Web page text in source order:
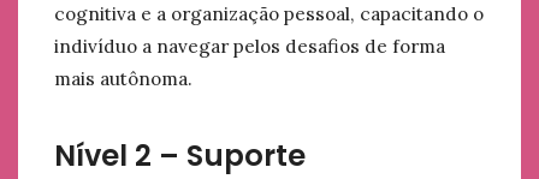
cognitiva e a organização pessoal, capacitando o
indivíduo a navegar pelos desafios de forma
mais autônoma.
Nível 2 – Suporte